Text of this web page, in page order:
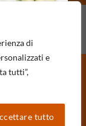
di
e
tutti”,
tutto
|Dati Societari